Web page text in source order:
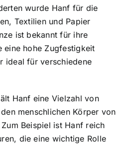
wurde Hanf für die
Textilien und Papier
ist bekannt für ihre
eine hohe Zugfestigkeit
ideal für verschiedene
Hanf eine Vielzahl von
menschlichen Körper von
Beispiel ist Hanf reich
die eine wichtige Rolle